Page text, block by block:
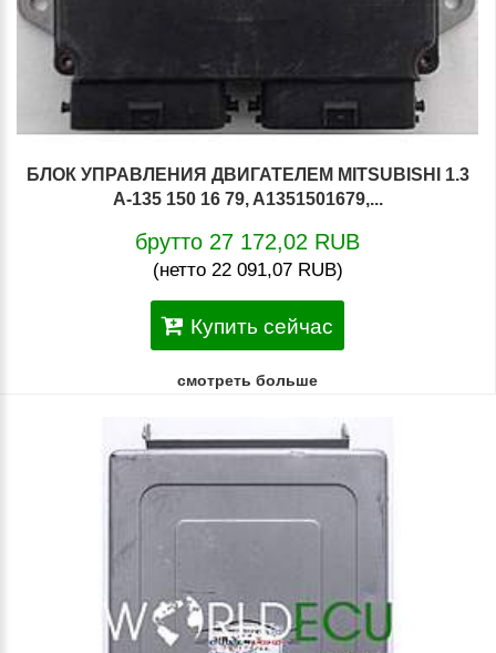
БЛОК УПРАВЛЕНИЯ ДВИГАТЕЛЕМ MITSUBISHI 1.3
A-135 150 16 79, A1351501679,...
брутто 27 172,02 RUB
(нетто 22 091,07 RUB)
Купить сейчас
смотреть больше